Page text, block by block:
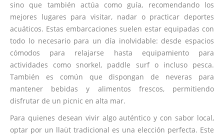
sino que también actúa como guía, recomendando los
mejores lugares para visitar, nadar o practicar deportes
acuáticos. Estas embarcaciones suelen estar equipadas con
todo lo necesario para un día inolvidable: desde espacios
cómodos para relajarse hasta equipamiento para
actividades como snorkel, paddle surf o incluso pesca.
También es común que dispongan de neveras para
mantener bebidas y alimentos frescos, permitiendo
disfrutar de un picnic en alta mar.
Para quienes desean vivir algo auténtico y con sabor local,
optar por un llaüt tradicional es una elección perfecta. Este